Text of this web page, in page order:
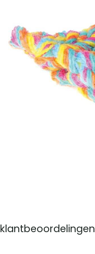
klantbeoordelingen